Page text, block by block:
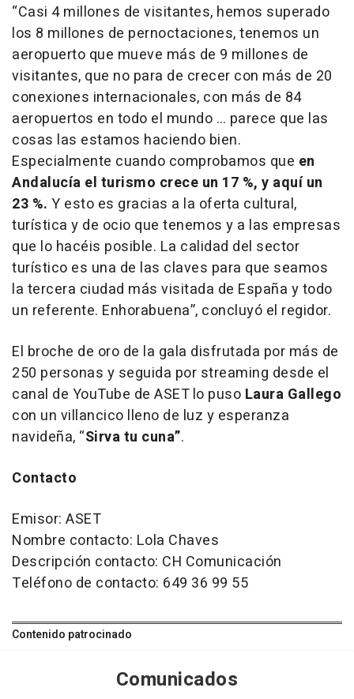
“Casi 4 millones de visitantes, hemos superado
los 8 millones de pernoctaciones, tenemos un
aeropuerto que mueve más de 9 millones de
visitantes, que no para de crecer con más de 20
conexiones internacionales, con más de 84
aeropuertos en todo el mundo … parece que las
cosas las estamos haciendo bien.
Especialmente cuando comprobamos que en
Andalucía el turismo crece un 17 %, y aquí un
23 %. Y esto es gracias a la oferta cultural,
turística y de ocio que tenemos y a las empresas
que lo hacéis posible. La calidad del sector
turístico es una de las claves para que seamos
la tercera ciudad más visitada de España y todo
un referente. Enhorabuena”, concluyó el regidor.
El broche de oro de la gala disfrutada por más de
250 personas y seguida por streaming desde el
canal de YouTube de ASET lo puso Laura Gallego
con un villancico lleno de luz y esperanza
navideña, “Sirva tu cuna”.
Contacto
Emisor: ASET
Nombre contacto: Lola Chaves
Descripción contacto: CH Comunicación
Teléfono de contacto: 649 36 99 55
Contenido patrocinado
Comunicados